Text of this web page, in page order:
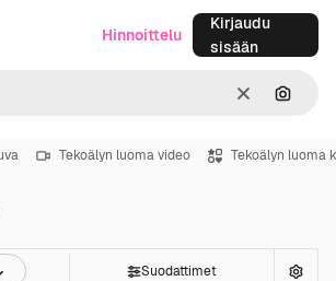
SelkeäHae
Hinnoittelu
Kirjaudu
sisään
Tekoälyn luoma video Tekoälyn luoma
Suodattimet